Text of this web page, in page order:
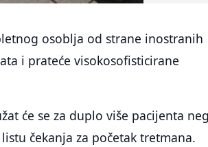
osoblja od strane inostranih
i prateće visokosofisticirane
će se za duplo više pacijenta
čekanja za početak tretmana.